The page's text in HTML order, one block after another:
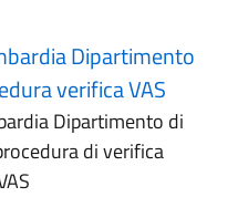
Dipartimento
verifica VAS
Dipartimento di
di verifica